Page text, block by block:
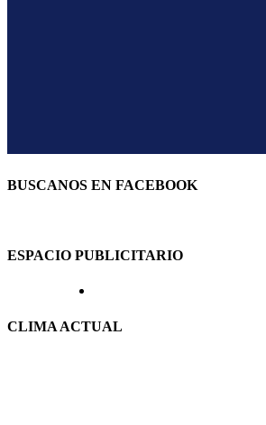
BUSCANOS EN FACEBOOK
ESPACIO PUBLICITARIO
CLIMA ACTUAL